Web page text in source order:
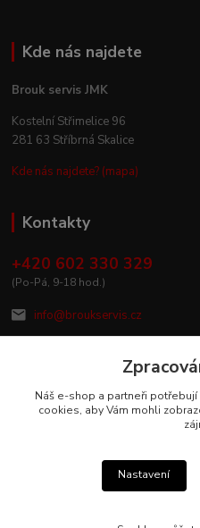
Kde nás najdete
Brouk servis JMK
Kostelní Střimelice 96
281 63 Stříbrná Skalice
Kde nás najdete? (mapa)
Kontakty
+420 602 330 329
(Po-Pá, 9-18 hod.)
info@broukservis.cz
Upravit
Náš e-shop a partneři potřebují
cookies, aby Vám mohli
Nastavení